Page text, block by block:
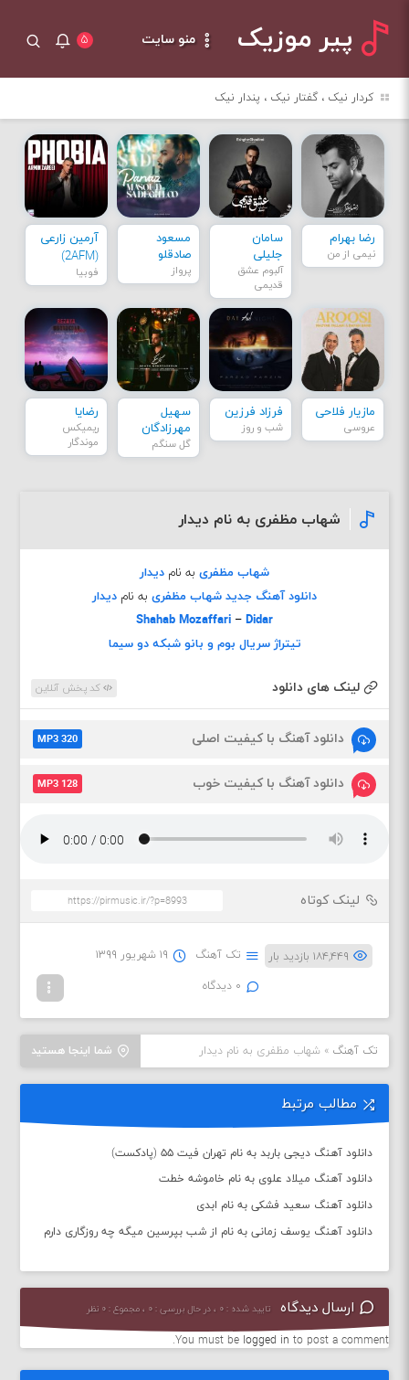
پیر موزیک منو سایت ۵
کردار نیک ، گفتار نیک ، پندار نیک
رضا بهرام
نیمی از من
سامان
جلیلی
آلبوم عشق
قدیمی
مسعود
صادقلو
پرواز
آرمین زارعی
(2AFM)
فوبیا
مازیار فلاحی
عروسی
فرزاد فرزین
شب و روز
سهیل
مهرزادگان
گل سنگم
رضایا
ریمیکس
موندگار
شهاب مظفری به نام دیدار
شهاب مظفری به نام دیدار
دانلود آهنگ جدید شهاب مظفری به نام دیدار
Shahab Mozaffari – Didar
تیتراژ سریال بوم و بانو شبکه دو سیما
لینک های دانلود کد پخش آنلاین
دانلود آهنگ با کیفیت اصلی MP3 320
دانلود آهنگ با کیفیت خوب MP3 128
لینک کوتاه
۱۸۴,۴۴۹ بازدید بار تک آهنگ ۱۹ شهریور ۱۳۹۹
۰ دیدگاه
شما اینجا هستید تک آهنگ »شهاب مظفری به نام دیدار
مطالب مرتبط
دانلود آهنگ دیجی باربد به نام تهران فیت ۵۵ (پادکست)
دانلود آهنگ میلاد علوی به نام خاموشه خطت
دانلود آهنگ سعید فشکی به نام ابدی
دانلود آهنگ یوسف زمانی به نام از شب بپرسین میگه چه روزگاری دارم
ارسال دیدگاه تایید شده : ۰ ، در حال بررسی : ۰ ، مجموع : ۰ نظر
You must be logged in to post a comment.